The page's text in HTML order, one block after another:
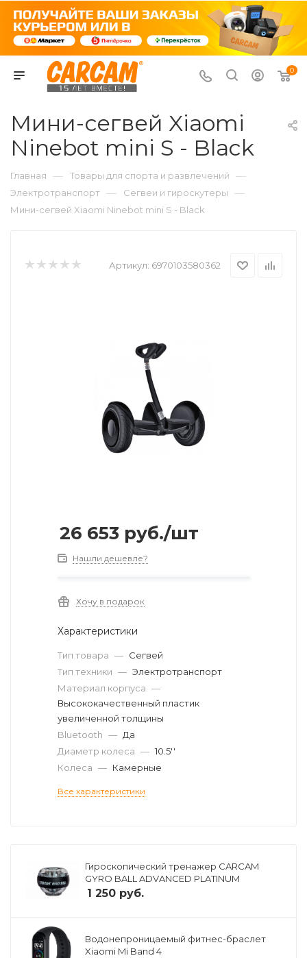
0
Мини-сегвей Xiaomi
Ninebot mini S - Black
Главная — Товары для спорта и развлечений —
Электротранспорт — Сегвеи и гироскутеры —
Мини-сегвей Xiaomi Ninebot mini S - Black
Артикул: 6970103580362
26 653 руб./шт
Нашли дешевле?
Хочу в подарок
Характеристики
Тип товара — Сегвей
Тип техники — Электротранспорт
Материал корпуса —
Высококачественный пластик
увеличенной толщины
Bluetooth — Да
Диаметр колеса — 10.5''
Колеса — Камерные
Все характеристики
Гироскопический тренажер CARCAM
GYRO BALL ADVANCED PLATINUM
1 250 руб.
Водонепроницаемый фитнес-браслет
Xiaomi Mi Band 4